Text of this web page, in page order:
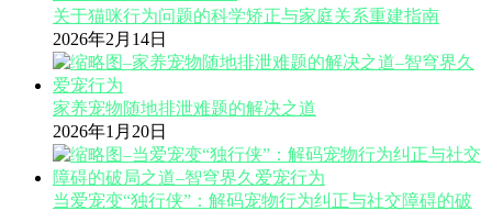
关于猫咪行为问题的科学矫正与家庭关系重建指南
2026年2月14日
家养宠物随地排泄难题的解决之道
2026年1月20日
当爱宠变“独行侠”：解码宠物行为纠正与社交障碍的破